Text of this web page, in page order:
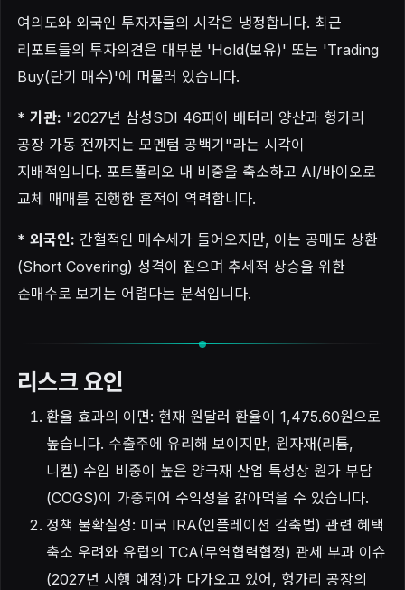
여의도와 외국인 투자자들의 시각은 냉정합니다. 최근
리포트들의 투자의견은 대부분 'Hold(보유)' 또는 'Trading
Buy(단기 매수)'에 머물러 있습니다.
* 기관: "2027년 삼성SDI 46파이 배터리 양산과 헝가리
공장 가동 전까지는 모멘텀 공백기"라는 시각이
지배적입니다. 포트폴리오 내 비중을 축소하고 AI/바이오로
교체 매매를 진행한 흔적이 역력합니다.
* 외국인: 간헐적인 매수세가 들어오지만, 이는 공매도 상환
(Short Covering) 성격이 짙으며 추세적 상승을 위한
순매수로 보기는 어렵다는 분석입니다.
리스크 요인
환율 효과의 이면: 현재 원달러 환율이 1,475.60원으로
높습니다. 수출주에 유리해 보이지만, 원자재(리튬,
니켈) 수입 비중이 높은 양극재 산업 특성상 원가 부담
(COGS)이 가중되어 수익성을 갉아먹을 수 있습니다.
정책 불확실성: 미국 IRA(인플레이션 감축법) 관련 혜택
축소 우려와 유럽의 TCA(무역협력협정) 관세 부과 이슈
(2027년 시행 예정)가 다가오고 있어, 헝가리 공장의